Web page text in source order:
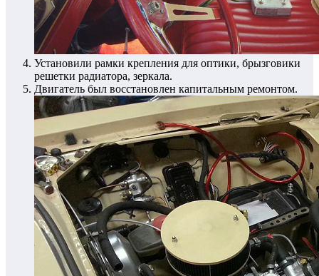
Установили рамки крепления для оптики, брызговики
решетки радиатора, зеркала.
Двигатель был восстановлен капитальным ремонтом.